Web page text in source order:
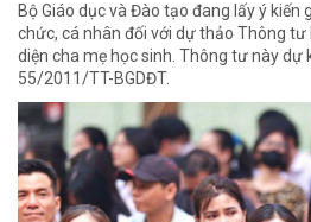
Bộ Giáo dục và Đào tạo đang lấy ý kiến
chức, cá nhân đối với dự thảo Thông tư
diện cha mẹ học sinh. Thông tư này dự
55/2011/TT-BGDĐT.